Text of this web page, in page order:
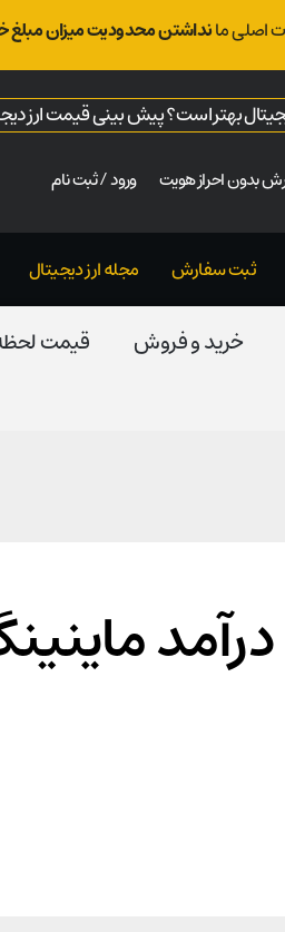
اصلی مانداشتن محدودیت میزان
بهتر است؟ پیش بینی قیمت ارز
بدون احراز هویت ورود / ثبت نام
ثبت سفارش مجله ارز دیجیتال
خرید و فروش قیمت